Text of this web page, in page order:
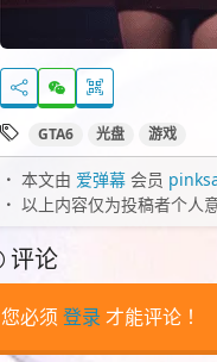
GTA6 光盘 游戏
本文由 爱弹幕 会员
以上内容仅为投稿者个人
评论
您必须 登录 才能评论！